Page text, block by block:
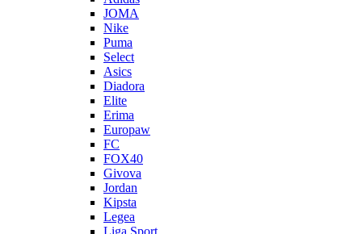
JOMA
Nike
Puma
Select
Asics
Diadora
Elite
Erima
Europaw
FC
FOX40
Givova
Jordan
Kipsta
Legea
Liga Sport